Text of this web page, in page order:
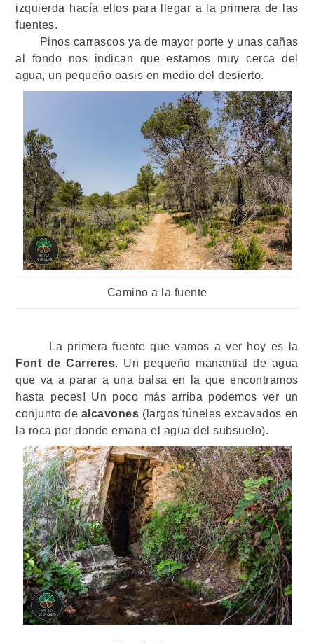
izquierda hacía ellos para llegar a la primera de las
fuentes.
Pinos carrascos ya de mayor porte y unas cañas
al fondo nos indican que estamos muy cerca del
agua, un pequeño oasis en medio del desierto.
Camino a la fuente
La primera fuente que vamos a ver hoy es la
Font de Carreres. Un pequeño manantial de agua
que va a parar a una balsa en la que encontramos
hasta peces! Un poco más arriba podemos ver un
conjunto de alcavones (largos túneles excavados en
la roca por donde emana el agua del subsuelo).